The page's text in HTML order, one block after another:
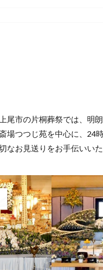
尾市の片桐葬祭では、明
場つつじ苑を中心に、24
お見送りをお手伝いいた